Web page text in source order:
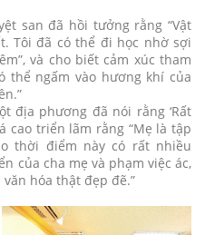
san đã hồi tưởng rằng “Vật
Tôi đã có thể đi học nhờ sợi
và cho biết cảm xúc tham
thể ngấm vào hương khí của
địa phương đã nói rằng ‘Rất
cao triển lãm rằng “Mẹ là tập
thời điểm này có rất nhiều
của cha mẹ và phạm việc ác,
hóa thật đẹp đẽ.”